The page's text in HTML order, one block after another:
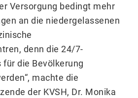
Versorgung bedingt mehr
an die niedergelassenen
denn die 24/7-
für die Bevölkerung
machte die
der KVSH, Dr. Monika